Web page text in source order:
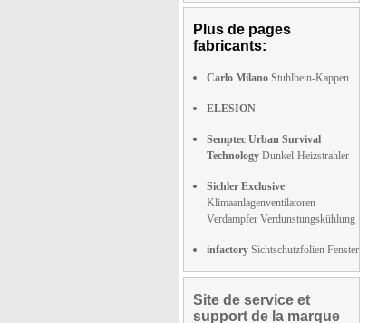
Plus de pages
fabricants:
Carlo Milano Stuhlbein-Kappen
ELESION
Semptec Urban Survival
Technology Dunkel-Heizstrahler
Sichler Exclusive
Klimaanlagenventilatoren
Verdampfer Verdunstungskühlung
infactory Sichtschutzfolien Fenster
Site de service et
support de la marque